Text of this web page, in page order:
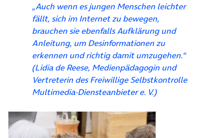
„Auch wenn es jungen Menschen leichter
fällt, sich im Internet zu bewegen,
brauchen sie ebenfalls Aufklärung und
Anleitung, um Desinformationen zu
erkennen und richtig damit umzugehen.“
(Lidia de Reese, Medienpädagogin und
Vertreterin des Freiwillige Selbstkontrolle
Multimedia-Diensteanbieter e. V.)